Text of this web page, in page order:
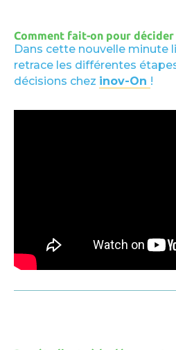
Comment fait-on pour décider
Dans cette nouvelle minute
retrace les différentes
décisions chez inov-On !